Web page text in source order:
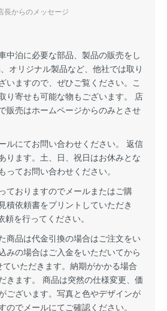
長からのメッセージ
中泊に必要な部品、製品の販売をし
オリジナル製品など、他社では取り
いますので、ぜひご覧ください。こ
り寄せも可能な物もございます。 店
販売はホームページからのみとさせ
ルにてお問い合わせください。 返信
ります。土、日、祝日はお休みとな
ってお問い合わせください。
ておりますのでメールまたはご購
積依頼書をプリントしていただき
を行ってください。
商品は代金引換の場合はご注文をい
みの場合はご入金をいただいてから
いただきます。納期がかかる場合
きます。 商品は突然の仕様変更、価
ございます。写真と色やデザインが
のでメールにてご確認ください。